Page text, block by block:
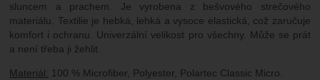
sluncem a prachem. Je vyrobena z bešvového strečového
materiálu. Textilie je hebká, lehká a vysoce elastická, což zaručuje
komfort i ochranu. Univerzální velikost pro všechny. Může se prát
a není třeba ji žehlit.
Materiál: 100 % Microfiber, Polyester, Polartec Classic Micro.